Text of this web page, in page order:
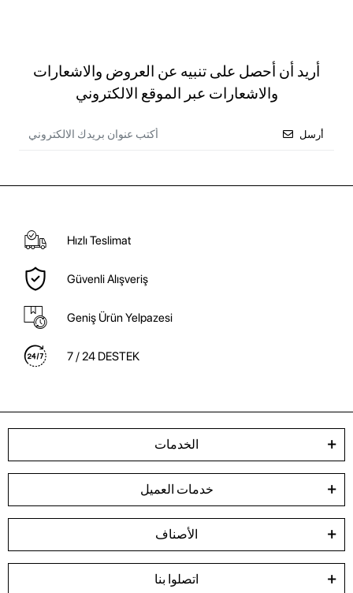
أريد أن أحصل على تنبيه عن العروض والاشعارات
والاشعارات عبر الموقع الالكتروني
أرسل
Hızlı Teslimat
Güvenli Alışveriş
Geniş Ürün Yelpazesi
7 / 24 DESTEK
الخدمات
خدمات العميل
الأصناف
اتصلوا بنا